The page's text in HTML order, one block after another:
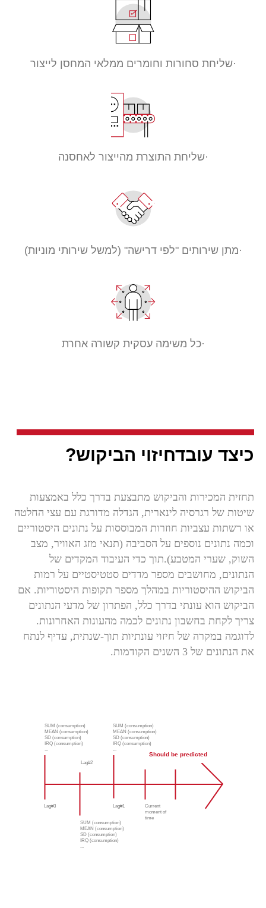
·שליחת סחורות וחומרים ממלאי המחסן לייצור
·שליחת התוצרת מהייצור לאחסנה
·מתן שירותים "לפי דרישה" (למשל שירותי מוניות)
·כל משימה עסקית קשורה אחרת
כיצד עובדחיזוי הביקוש?
תחזית המכירות והביקוש מתבצעת בדרך כלל באמצעות
שיטות של רגרסיה לינארית, הגדלה מדורגת עם עצי החלטה
או רשתות עצביות חוזרות המבוססות על נתונים היסטוריים
וכמה נתונים נוספים על הסביבה (תנאי מזג האוויר, מצב
השוק, שערי המטבע).תוך כדי העיבוד המקדים של
הנתונים, מחושבים מספר מדדים סטטיסטיים על רמות
הביקוש ההיסטוריות במהלך מספר תקופות היסטוריות. אם
הביקוש הוא עונתי בדרך כלל, הפתרון של מדעי הנתונים
צריך לקחת בחשבון נתונים לכמה מהעונות האחרונות.
לדוגמה במקרה של חיזוי עונתיות תוך-שנתית, עדיף לנתח
את הנתונים של 3 השנים הקודמות.
Current
moment of
time
Lag#1
Lag#2
Lag#3
SUM (consumption)
MEAN (consumption)
SD (consumption)
IRQ (consumption)
...
SUM (consumption)
MEAN (consumption)
SD (consumption)
IRQ (consumption)
...
SUM (consumption)
MEAN (consumption)
SD (consumption)
IRQ (consumption)
...
Should be predicted